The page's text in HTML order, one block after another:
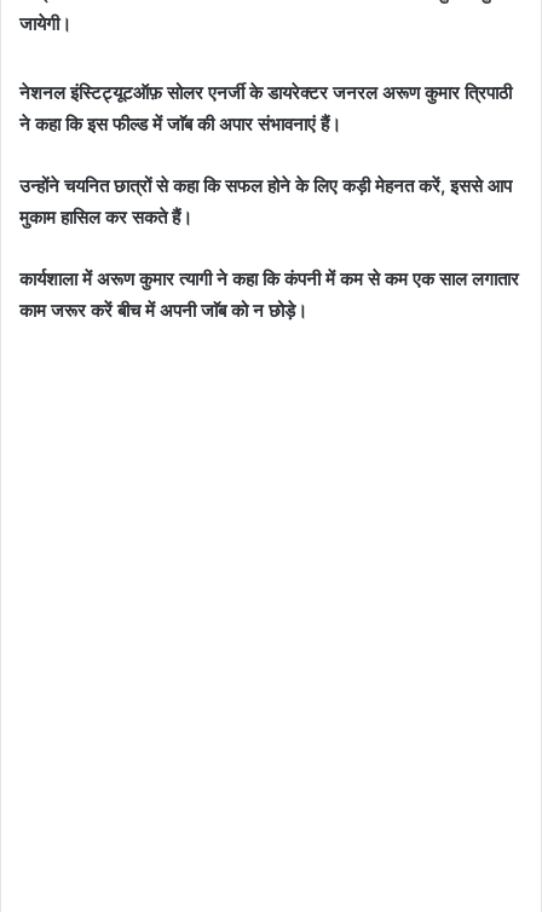
जायेगी।
नेशनल इंस्टिट्यूटऑफ़ सोलर एनर्जी के डायरेक्टर जनरल अरूण कुमार त्रिपाठी
ने कहा कि इस फील्ड में जाॅब की अपार संभावनाएं हैं।
उन्होंने चयनित छात्रों से कहा कि सफल होने के लिए कड़ी मेहनत करें, इससे आप
मुकाम हासिल कर सकते हैं।
कार्यशाला में अरूण कुमार त्यागी ने कहा कि कंपनी में कम से कम एक साल लगातार
काम जरूर करें बीच में अपनी जाॅब को न छोड़े।